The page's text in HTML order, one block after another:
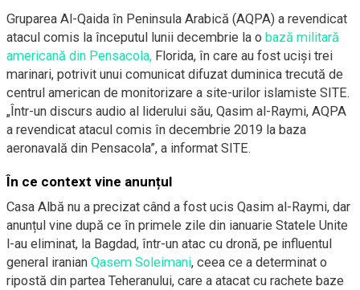
Gruparea Al-Qaida în Peninsula Arabică (AQPA) a revendicat
atacul comis la începutul lunii decembrie la o bază militară
americană din Pensacola, Florida, în care au fost ucişi trei
marinari, potrivit unui comunicat difuzat duminica trecută de
centrul american de monitorizare a site-urilor islamiste SITE.
„Într-un discurs audio al liderului său, Qasim al-Raymi, AQPA
a revendicat atacul comis în decembrie 2019 la baza
aeronavală din Pensacola”, a informat SITE.
În ce context vine anunțul
Casa Albă nu a precizat când a fost ucis Qasim al-Raymi, dar
anunțul vine după ce în primele zile din ianuarie Statele Unite
l-au eliminat, la Bagdad, într-un atac cu dronă, pe influentul
general iranian Qasem Soleimani, ceea ce a determinat o
ripostă din partea Teheranului, care a atacat cu rachete baze